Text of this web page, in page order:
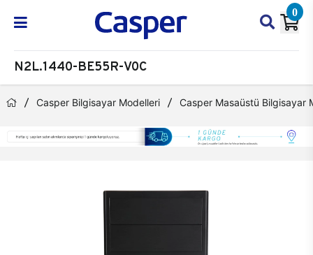
0
N2L.1440-BE55R-V0C
Casper Bilgisayar Modelleri Casper Masaüstü Bilgisayar